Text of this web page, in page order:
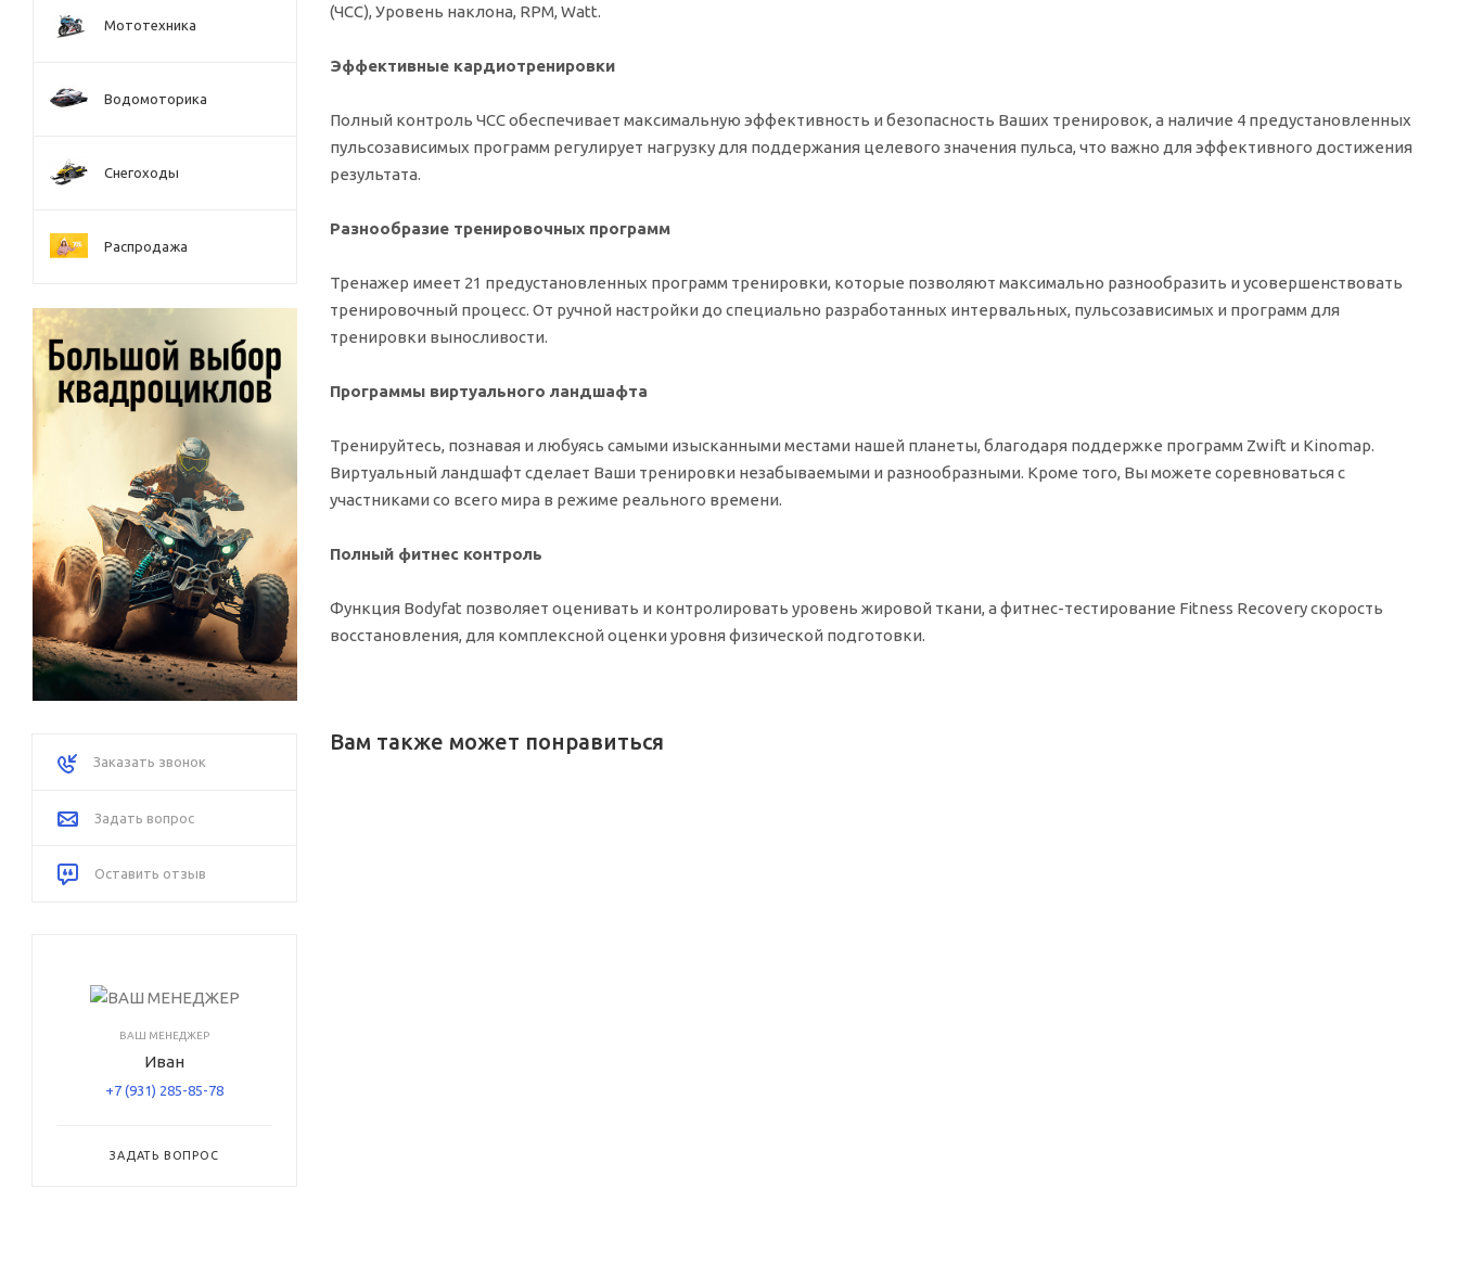
Мототехника
Водомоторика
Снегоходы
Распродажа
Заказать звонок
Задать вопрос
Оставить отзыв
ВАШ МЕНЕДЖЕР
Иван
+7 (931) 285-85-78
ЗАДАТЬ ВОПРОС
(ЧСС), Уровень наклона, RPM, Watt.
Эффективные кардиотренировки
Полный контроль ЧСС обеспечивает максимальную эффективность и безопасность Ваших тренировок, а наличие 4 предустановленных
пульсозависимых программ регулирует нагрузку для поддержания целевого значения пульса, что важно для эффективного достижения
результата.
Разнообразие тренировочных программ
Тренажер имеет 21 предустановленных программ тренировки, которые позволяют максимально разнообразить и усовершенствовать
тренировочный процесс. От ручной настройки до специально разработанных интервальных, пульсозависимых и программ для
тренировки выносливости.
Программы виртуального ландшафта
Тренируйтесь, познавая и любуясь самыми изысканными местами нашей планеты, благодаря поддержке программ Zwift и Kinomap.
Виртуальный ландшафт сделает Ваши тренировки незабываемыми и разнообразными. Кроме того, Вы можете соревноваться с
участниками со всего мира в режиме реального времени.
Полный фитнес контроль
Функция Bodyfat позволяет оценивать и контролировать уровень жировой ткани, а фитнес-тестирование Fitness Recovery скорость
восстановления, для комплексной оценки уровня физической подготовки.
Вам также может понравиться